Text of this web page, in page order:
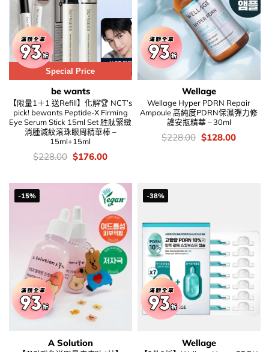
Special Price
be wants
【限量1＋1 送Refill】化解🏆 NCT’s
pick! bewants Peptide-X Firming
Eye Serum Stick 15ml Set 胜肽緊緻
消腫減紋滾珠眼周精華棒 –
15ml+15ml
價
錢：
$228.00 Original
price
$228.00.
$176.00Current
$176.00.
Wellage
Wellage Hyper PDRN Repair
Ampoule 高純度PDRN保濕彈力修
護安瓶精華 – 30ml
價
錢：
$228.00 Original
price
$128.00Current
-15%
A Solution
-38%
Wellage